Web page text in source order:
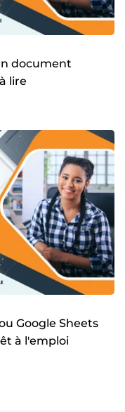
document
lire
Google Sheets
à l'emploi